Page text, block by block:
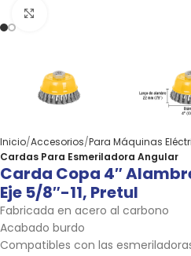
Inicio Accesorios Para Máquinas
Cardas Para Esmeriladora Angular
Carda Copa 4″
Eje 5/8″-11, Pretul
Fabricada en acero al carbono
Acabado burdo
Compatibles con las